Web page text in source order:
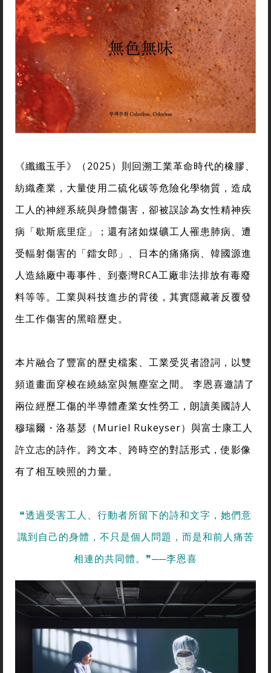
《纖纖玉手》（2025）則回溯工業革命時代的橡膠、
紡織產業，大量使用二硫化碳等危險化學物質，造成
工人的神經系統與身體傷害，卻被誤診為女性精神疾
病「歇斯底里症」；還有諸如煤礦工人罹患肺病、遭
受輻射傷害的「鐳女郎」、日本的痛痛病、韓國源進
人造絲廠中毒事件、到臺灣RCA工廠非法排放有毒廢
料等等。工業與科技進步的背後，其實隱藏著反覆發
生工作傷害的黑暗歷史。
本片融合了豐富的歷史檔案、工業受災者證詞，以雙
頻道畫面穿梭在繞絲室與無塵室之間。 李恩喜邀請了
兩位經歷工傷的半導體產業女性勞工，朗讀美國詩人
穆瑞爾・洛基瑟（Muriel Rukeyser）與富士康工人
許立志的詩作。跨文本、跨時空的對話形式，使影像
有了相互映照的力量。
❝透過受害工人、行動者所留下的詩和文字，她們意
識到自己的身體，不只是個人問題，而是和前人痛苦
相連的共同體。❞──李恩喜